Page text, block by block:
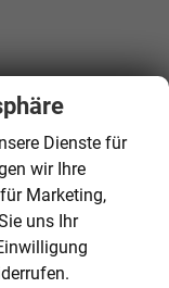
Dienste für
wir Ihre
Marketing,
uns Ihr